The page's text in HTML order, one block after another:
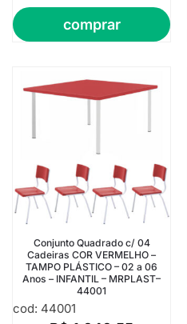
comprar
Conjunto Quadrado c/ 04
Cadeiras COR VERMELHO –
TAMPO PLÁSTICO – 02 a 06
Anos – INFANTIL – MRPLAST–
44001
cod: 44001